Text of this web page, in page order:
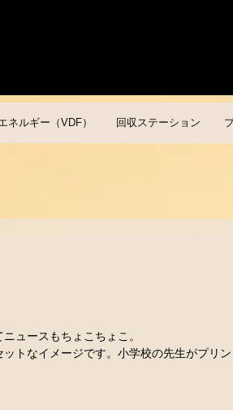
ネルギー（VDF） 回収ステーション
ュースもちょこちょこ。
トなイメージです。小学校の先生がプリ